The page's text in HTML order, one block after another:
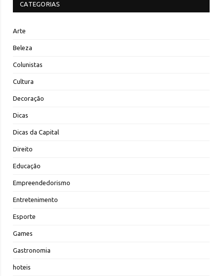
CATEGORIAS
Arte
Beleza
Colunistas
Cultura
Decoração
Dicas
Dicas da Capital
Direito
Educação
Empreendedorismo
Entretenimento
Esporte
Games
Gastronomia
hoteis